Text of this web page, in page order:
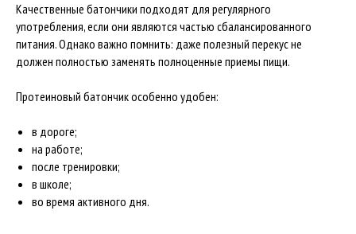
Качественные батончики подходят для регулярного
употребления, если они являются частью сбалансированного
питания. Однако важно помнить: даже полезный перекус не
должен полностью заменять полноценные приемы пищи.
Протеиновый батончик особенно удобен:
в дороге;
на работе;
после тренировки;
в школе;
во время активного дня.